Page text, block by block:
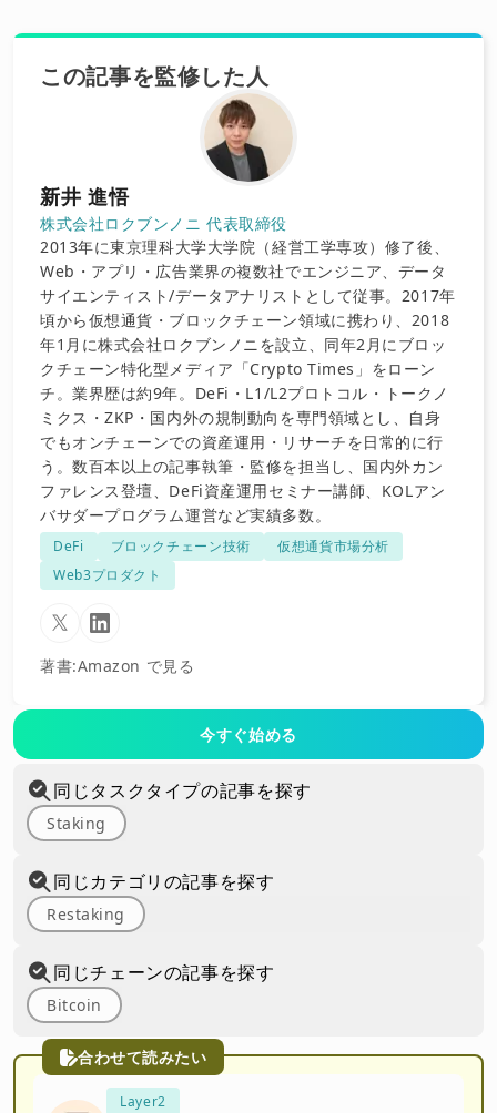
この記事を監修した人
新井 進悟
株式会社ロクブンノニ 代表取締役
2013年に東京理科大学大学院（経営工学専攻）修了後、
Web・アプリ・広告業界の複数社でエンジニア、データ
サイエンティスト/データアナリストとして従事。2017年
頃から仮想通貨・ブロックチェーン領域に携わり、2018
年1月に株式会社ロクブンノニを設立、同年2月にブロッ
クチェーン特化型メディア「Crypto Times」をローン
チ。業界歴は約9年。DeFi・L1/L2プロトコル・トークノ
ミクス・ZKP・国内外の規制動向を専門領域とし、自身
でもオンチェーンでの資産運用・リサーチを日常的に行
う。数百本以上の記事執筆・監修を担当し、国内外カン
ファレンス登壇、DeFi資産運用セミナー講師、KOLアン
バサダープログラム運営など実績多数。
DeFi ブロックチェーン技術
仮想通貨市場分析
Web3プロダクト
著書:Amazon で見る
今すぐ始める
合わせて読みたい
Layer2
同じタスクタイプの記事を探す
Staking
同じカテゴリの記事を探す
Restaking
同じチェーンの記事を探す
Bitcoin